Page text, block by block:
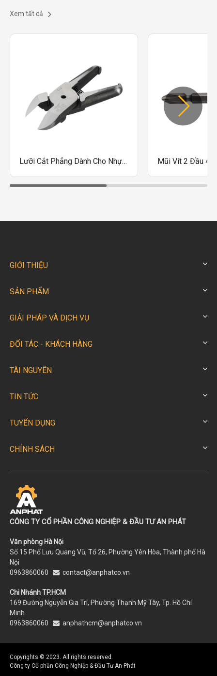
Xem tất cả
Lưỡi Cắt Phẳng Dành Cho Nhựa Vessel N7PF, N10LPF, N20PF, N30PF
GIỚI THIỆU
SẢN PHẨM
GIẢI PHÁP VÀ DỊCH VỤ
ĐỐI TÁC - KHÁCH HÀNG
TÀI NGUYÊN
TIN TỨC
TUYỂN DỤNG
CHÍNH SÁCH
CÔNG TY CỔ PHẦN CÔNG NGHIỆP & ĐẦU TƯ AN PHÁT
Văn phòng Hà Nội
Số 15 Phố Lưu Quang Vũ, Tổ 26, Phường Yên Hòa, Thành phố Hà
Nội
0963860060
contact@anphatco.vn
Chi Nhánh TP.HCM
169 Đường Nguyễn Gia Trí, Phường Thạnh Mỹ Tây, Tp. Hồ Chí
Minh
0963860060
anphathcm@anphatco.vn
Copyrights © 2023. All rights reserved.
Công ty Cổ phần Công Nghiệp & Đầu Tư An Phát